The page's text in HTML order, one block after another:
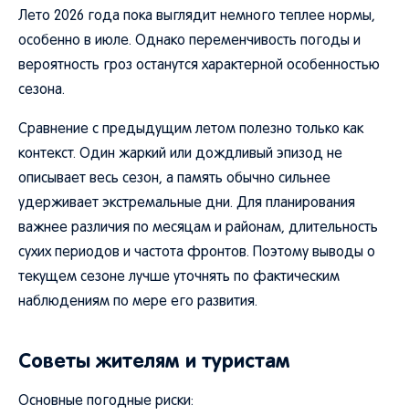
Лето 2026 года пока выглядит немного теплее нормы,
особенно в июле. Однако переменчивость погоды и
вероятность гроз останутся характерной особенностью
сезона.
Сравнение с предыдущим летом полезно только как
контекст. Один жаркий или дождливый эпизод не
описывает весь сезон, а память обычно сильнее
удерживает экстремальные дни. Для планирования
важнее различия по месяцам и районам, длительность
сухих периодов и частота фронтов. Поэтому выводы о
текущем сезоне лучше уточнять по фактическим
наблюдениям по мере его развития.
Советы жителям и туристам
Основные погодные риски: